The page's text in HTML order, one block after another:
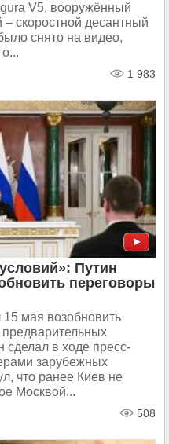
V5, вооружённый
– скоростной десантный
снято на видео,
1 983
Путин
переговоры
мая возобновить
сделал в ходе пресс-
зарубежных
что ранее Киев не
Москвой...
508